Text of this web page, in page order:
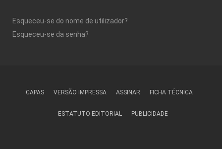
Esqueceu-se do nome de utilizador?
Esqueceu-se da senha?
CAPAS VERSÃO IMPRESSA ASSINAR FICHA TÉCNICA
ESTATUTO EDITORIAL PUBLICIDADE